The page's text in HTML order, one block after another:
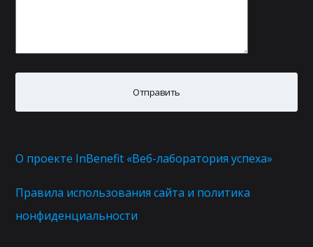
О проекте InBenefit «Веб-лаборатория успеха»
Правила использования сайта и политика
нонфиденциальности